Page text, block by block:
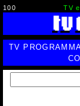
100 TV
TV